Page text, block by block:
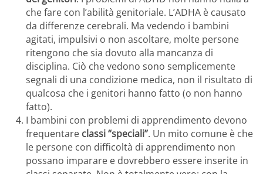
che fare con l’abilità genitoriale. L’ADHA è causato
da differenze cerebrali. Ma vedendo i bambini
agitati, impulsivi o non ascoltare, molte persone
ritengono che sia dovuto alla mancanza di
disciplina. Ciò che vedono sono semplicemente
segnali di una condizione medica, non il risultato di
qualcosa che i genitori hanno fatto (o non hanno
fatto).
I bambini con problemi di apprendimento devono
frequentare classi “speciali”. Un mito comune è che
le persone con difficoltà di apprendimento non
possano imparare e dovrebbero essere inserite in